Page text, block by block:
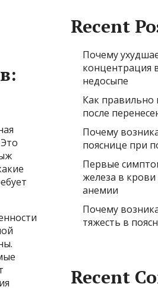
Recent
Почему
концентрация
недосыпе
Как правильно
после
Почему
пояснице при
Первые
железа в
анемии
Почему
тяжесть в
Recent